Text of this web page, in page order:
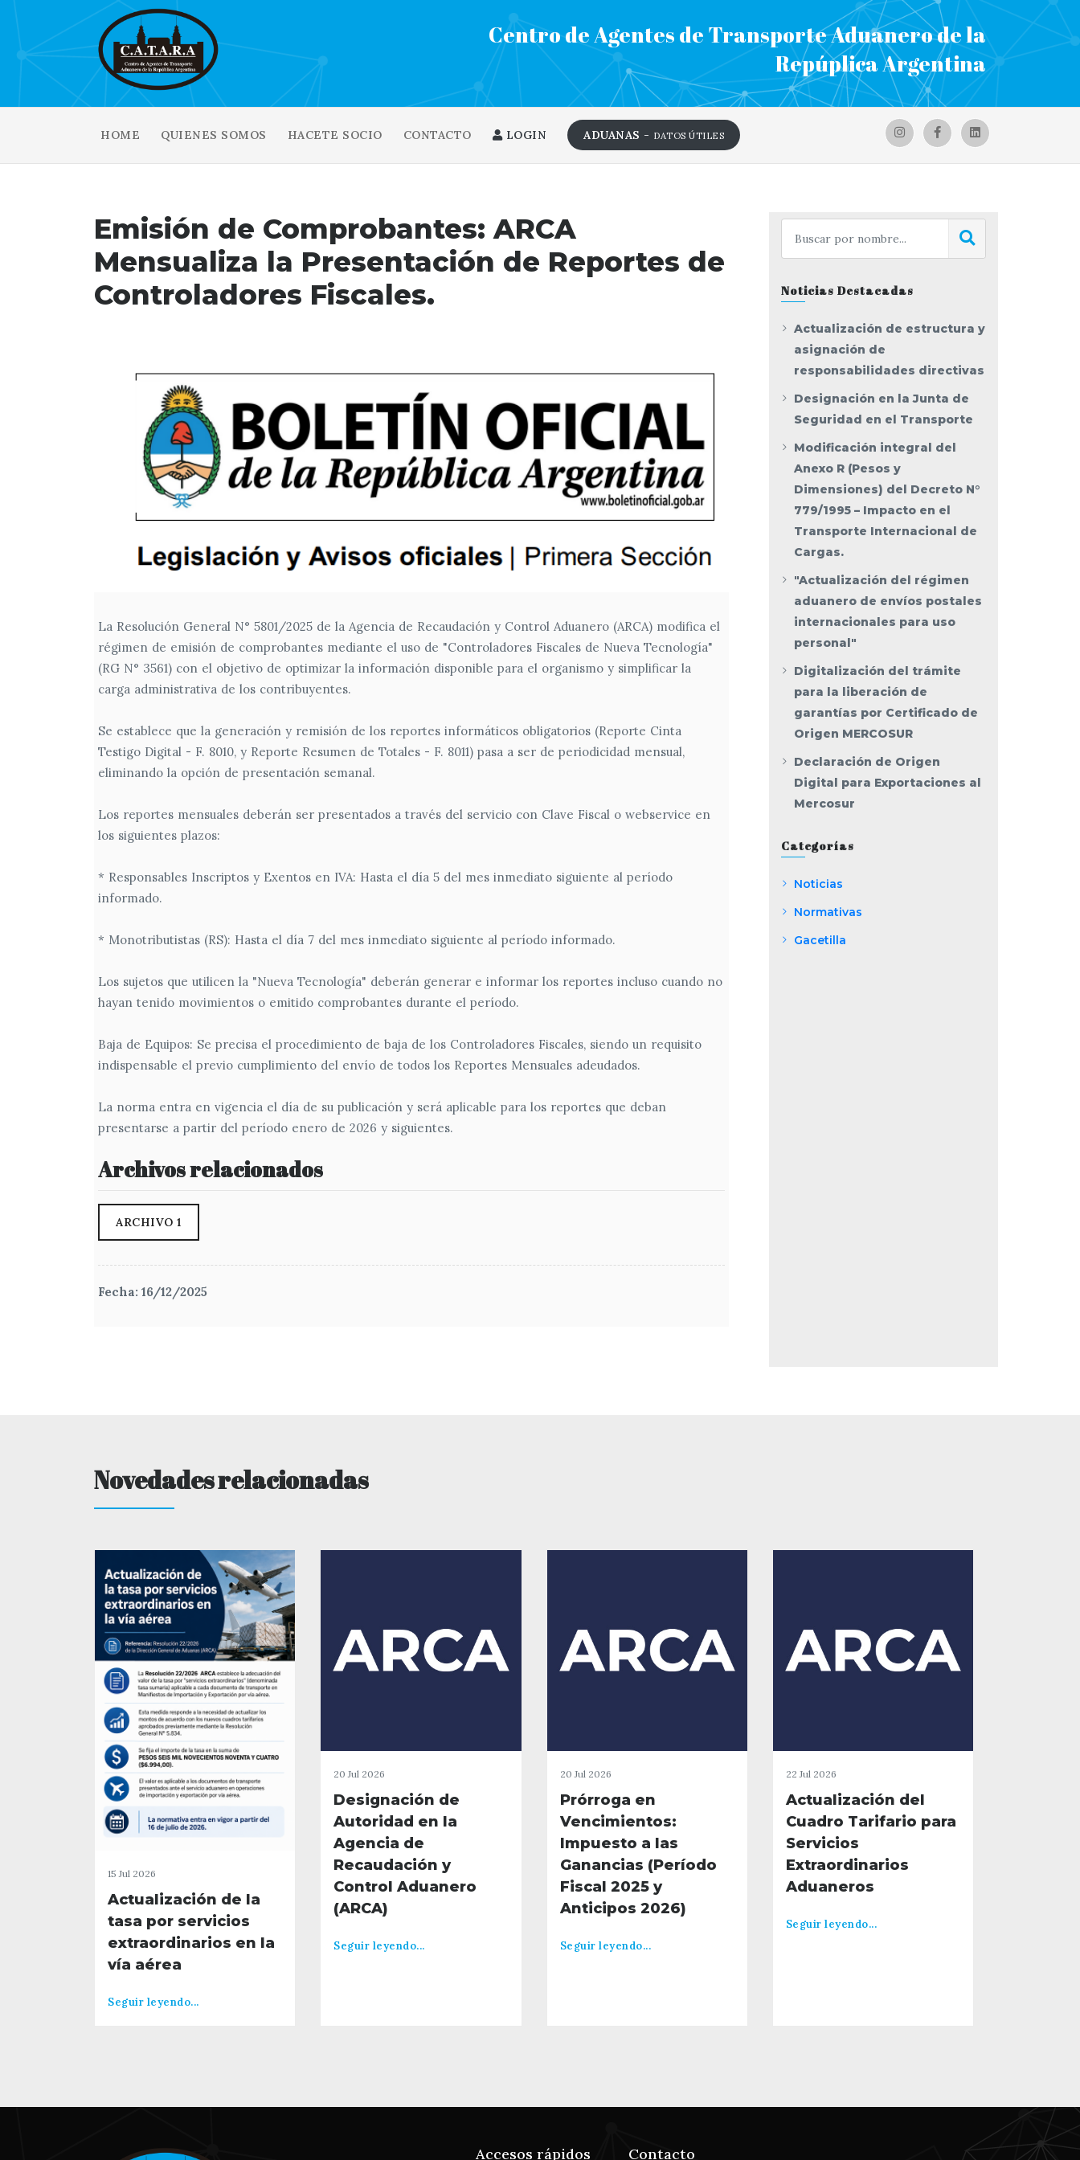
Centro de Agentes de Transporte Aduanero de la
Repúplica Argentina
HOME QUIENES SOMOS HACETE SOCIO CONTACTO LOGIN ADUANAS - DATOS ÚTILES
Emisión de Comprobantes: ARCA
Mensualiza la Presentación de Reportes de
Controladores Fiscales.
La Resolución General N° 5801/2025 de la Agencia de Recaudación y Control Aduanero (ARCA) modifica el
régimen de emisión de comprobantes mediante el uso de "Controladores Fiscales de Nueva Tecnología"
(RG N° 3561) con el objetivo de optimizar la información disponible para el organismo y simplificar la
carga administrativa de los contribuyentes.
Se establece que la generación y remisión de los reportes informáticos obligatorios (Reporte Cinta
Testigo Digital - F. 8010, y Reporte Resumen de Totales - F. 8011) pasa a ser de periodicidad mensual,
eliminando la opción de presentación semanal.
Los reportes mensuales deberán ser presentados a través del servicio con Clave Fiscal o webservice en
los siguientes plazos:
* Responsables Inscriptos y Exentos en IVA: Hasta el día 5 del mes inmediato siguiente al período
informado.
* Monotributistas (RS): Hasta el día 7 del mes inmediato siguiente al período informado.
Los sujetos que utilicen la "Nueva Tecnología" deberán generar e informar los reportes incluso cuando no
hayan tenido movimientos o emitido comprobantes durante el período.
Baja de Equipos: Se precisa el procedimiento de baja de los Controladores Fiscales, siendo un requisito
indispensable el previo cumplimiento del envío de todos los Reportes Mensuales adeudados.
La norma entra en vigencia el día de su publicación y será aplicable para los reportes que deban
presentarse a partir del período enero de 2026 y siguientes.
Archivos relacionados
ARCHIVO 1
Fecha: 16/12/2025
Noticias Destacadas
Actualización de estructura y
asignación de
responsabilidades directivas
Designación en la Junta de
Seguridad en el Transporte
Modificación integral del
Anexo R (Pesos y
Dimensiones) del Decreto N°
779/1995 – Impacto en el
Transporte Internacional de
Cargas.
"Actualización del régimen
aduanero de envíos postales
internacionales para uso
personal"
Digitalización del trámite
para la liberación de
garantías por Certificado de
Origen MERCOSUR
Declaración de Origen
Digital para Exportaciones al
Mercosur
Categorías
Noticias
Normativas
Gacetilla
Novedades relacionadas
15 Jul 2026
Actualización de la
tasa por servicios
extraordinarios en la
vía aérea
Seguir leyendo...
20 Jul 2026
Designación de
Autoridad en la
Agencia de
Recaudación y
Control Aduanero
(ARCA)
Seguir leyendo...
20 Jul 2026
Prórroga en
Vencimientos:
Impuesto a las
Ganancias (Período
Fiscal 2025 y
Anticipos 2026)
Seguir leyendo...
22 Jul 2026
Actualización del
Cuadro Tarifario para
Servicios
Extraordinarios
Aduaneros
Seguir leyendo...
Accesos rápidos Contacto